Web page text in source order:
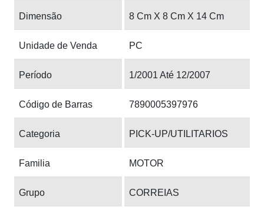
Dimensão 8 Cm X 8 Cm X 14 Cm
Unidade de Venda PC
Período 1/2001 Até 12/2007
Código de Barras 7890005397976
Categoria PICK-UP/UTILITARIOS
Familia MOTOR
Grupo CORREIAS